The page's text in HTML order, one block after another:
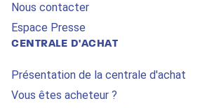
Nous contacter
Espace Presse
CENTRALE D'ACHAT
Présentation de la centrale d'achat
Vous êtes acheteur ?